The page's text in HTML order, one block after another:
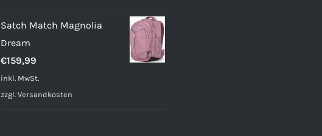
Satch Match Magnolia
Dream
€159,99
inkl. MwSt.
zzgl. Versandkosten